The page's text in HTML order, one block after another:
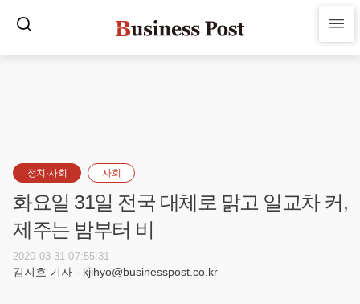
정치·사회 사회
화요일 31일 전국 대체로 맑고 일교차 커,
제주는 밤부터 비
2020-03-31 07:55:31
김지효 기자 - kjihyo@businesspost.co.kr